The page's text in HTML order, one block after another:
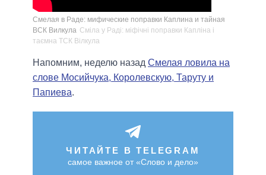
Смелая в Раде: мифические поправки Каплина и тайная
ВСК Вилкула Сміла у Раді: міфічні поправки Капліна і
таємна ТСК Вілкула
Напомним, неделю назад Смелая ловила на
слове Мосийчука, Королевскую, Таруту и
Папиева.
ЧИТАЙТЕ В TELEGRAM
самое важное от «Слово и дело»